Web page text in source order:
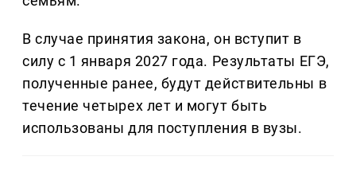
В случае принятия закона, он вступит в
силу с 1 января 2027 года. Результаты ЕГЭ,
полученные ранее, будут действительны в
течение четырех лет и могут быть
использованы для поступления в вузы.